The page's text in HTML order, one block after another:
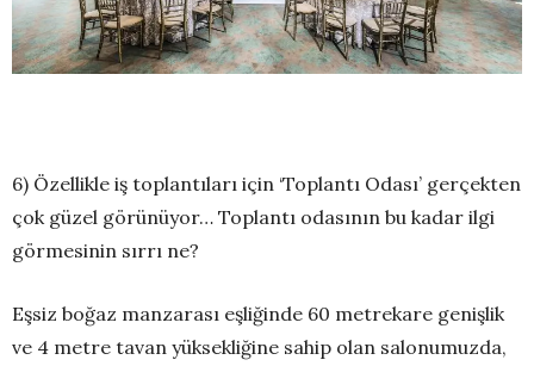
6) Özellikle iş toplantıları için ‘Toplantı Odası’ gerçekten
çok güzel görünüyor… Toplantı odasının bu kadar ilgi
görmesinin sırrı ne?
Eşsiz boğaz manzarası eşliğinde 60 metrekare genişlik
ve 4 metre tavan yüksekliğine sahip olan salonumuzda,